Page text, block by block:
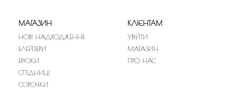
МАГАЗИН
НОВІ НАДХОДЖЕННЯ
БЛЕЙЗЕРИ
БРЮКИ
СПІДНИЦІ
СОРОЧКИ
КЛІЄНТАМ
УВІЙТИ
МАГАЗИН
ПРО НАС